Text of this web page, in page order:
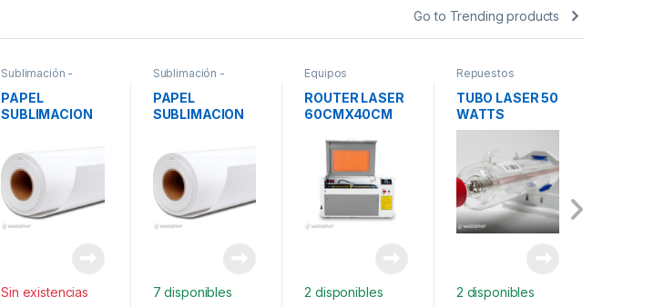
Go to Trending products
Sublimación -
PAPEL
SUBLIMACION
112CM*100M
Sin existencias
Sublimación -
PAPEL
SUBLIMACION
7 disponibles
Equipos
ROUTER LASER
60CMX40CM
2 disponibles
Repuestos
TUBO LASER 50
WATTS
2 disponibles